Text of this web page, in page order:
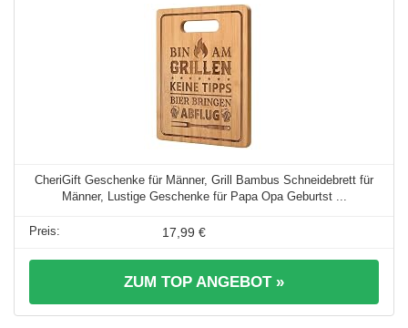
CheriGift Geschenke für Männer, Grill Bambus Schneidebrett für
Männer, Lustige Geschenke für Papa Opa Geburtst ...
17,99 €
ZUM TOP ANGEBOT »